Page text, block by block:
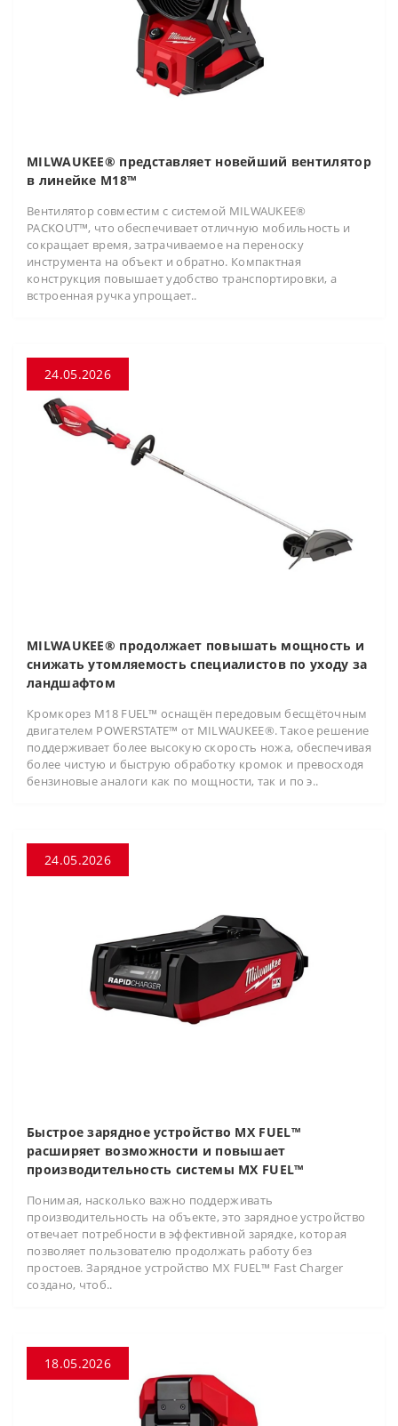
MILWAUKEE® представляет новейший вентилятор
в линейке M18™
Вентилятор совместим с системой MILWAUKEE®
PACKOUT™, что обеспечивает отличную мобильность и
сокращает время, затрачиваемое на переноску
инструмента на объект и обратно. Компактная
конструкция повышает удобство транспортировки, а
встроенная ручка упрощает..
24.05.2026
MILWAUKEE® продолжает повышать мощность и
снижать утомляемость специалистов по уходу за
ландшафтом
Кромкорез M18 FUEL™ оснащён передовым бесщёточным
двигателем POWERSTATE™ от MILWAUKEE®. Такое решение
поддерживает более высокую скорость ножа, обеспечивая
более чистую и быструю обработку кромок и превосходя
бензиновые аналоги как по мощности, так и по э..
24.05.2026
Быстрое зарядное устройство MX FUEL™
расширяет возможности и повышает
производительность системы MX FUEL™
Понимая, насколько важно поддерживать
производительность на объекте, это зарядное устройство
отвечает потребности в эффективной зарядке, которая
позволяет пользователю продолжать работу без
простоев. Зарядное устройство MX FUEL™ Fast Charger
создано, чтоб..
18.05.2026